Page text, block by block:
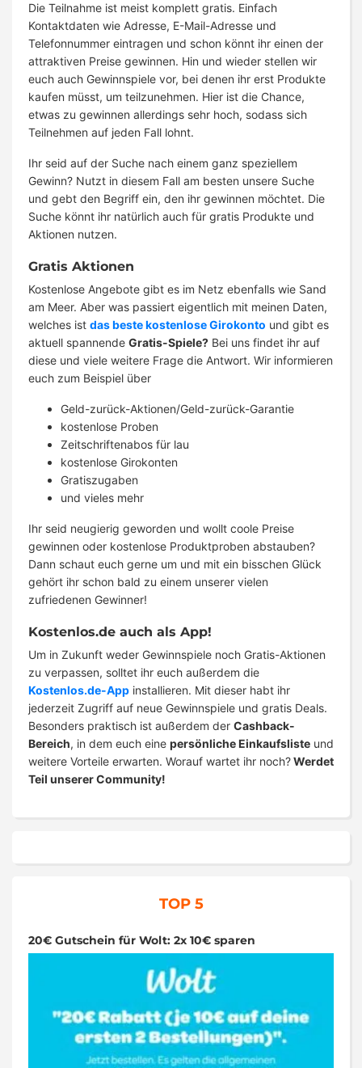
Die Teilnahme ist meist komplett gratis. Einfach
Kontaktdaten wie Adresse, E-Mail-Adresse und
Telefonnummer eintragen und schon könnt ihr einen der
attraktiven Preise gewinnen. Hin und wieder stellen wir
euch auch Gewinnspiele vor, bei denen ihr erst Produkte
kaufen müsst, um teilzunehmen. Hier ist die Chance,
etwas zu gewinnen allerdings sehr hoch, sodass sich
Teilnehmen auf jeden Fall lohnt.
Ihr seid auf der Suche nach einem ganz speziellem
Gewinn? Nutzt in diesem Fall am besten unsere Suche
und gebt den Begriff ein, den ihr gewinnen möchtet. Die
Suche könnt ihr natürlich auch für gratis Produkte und
Aktionen nutzen.
Gratis Aktionen
Kostenlose Angebote gibt es im Netz ebenfalls wie Sand
am Meer. Aber was passiert eigentlich mit meinen Daten,
welches ist das beste kostenlose Girokonto und gibt es
aktuell spannende Gratis-Spiele? Bei uns findet ihr auf
diese und viele weitere Frage die Antwort. Wir informieren
euch zum Beispiel über
Geld-zurück-Aktionen/Geld-zurück-Garantie
kostenlose Proben
Zeitschriftenabos für lau
kostenlose Girokonten
Gratiszugaben
und vieles mehr
Ihr seid neugierig geworden und wollt coole Preise
gewinnen oder kostenlose Produktproben abstauben?
Dann schaut euch gerne um und mit ein bisschen Glück
gehört ihr schon bald zu einem unserer vielen
zufriedenen Gewinner!
Kostenlos.de auch als App!
Um in Zukunft weder Gewinnspiele noch Gratis-Aktionen
zu verpassen, solltet ihr euch außerdem die
Kostenlos.de-App installieren. Mit dieser habt ihr
jederzeit Zugriff auf neue Gewinnspiele und gratis Deals.
Besonders praktisch ist außerdem der Cashback-
Bereich, in dem euch eine persönliche Einkaufsliste und
weitere Vorteile erwarten. Worauf wartet ihr noch?Werdet
Teil unserer Community!
TOP 5
20€ Gutschein für Wolt: 2x 10€ sparen